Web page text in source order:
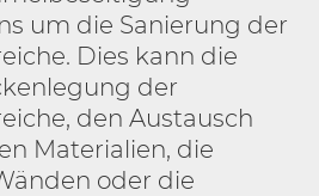
um die Sanierung der
Dies kann die
der
den Austausch
Materialien, die
oder die